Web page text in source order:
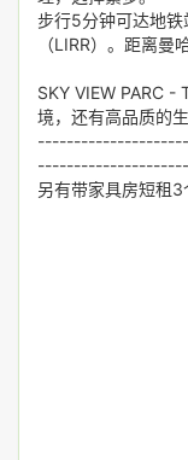
步行5分钟可达地
（LIRR）。距离曼
SKY VIEW PARC -
境，还有高品质的
另有带家具房短租